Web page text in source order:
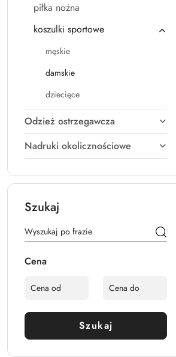
piłka nożna
koszulki sportowe
męskie
damskie
dziecięce
Odzież ostrzegawcza
Nadruki okolicznościowe
Szukaj
Cena
Szukaj